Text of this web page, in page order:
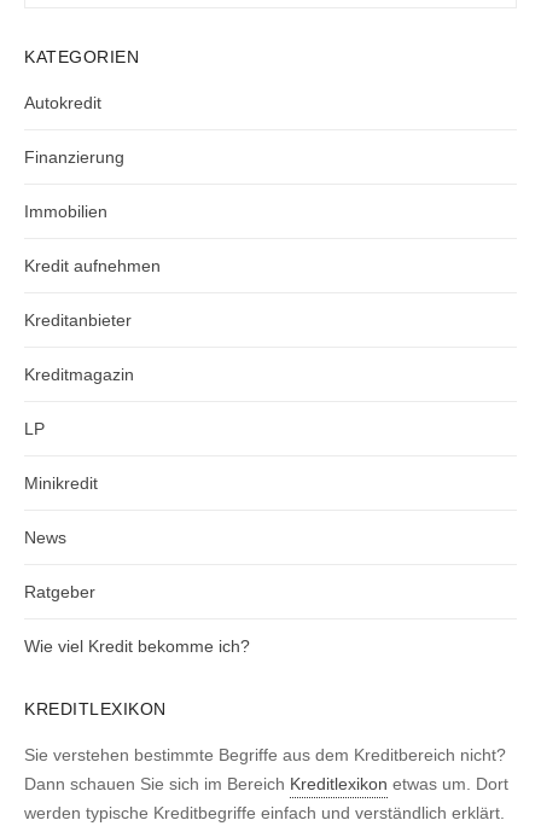
KATEGORIEN
Autokredit
Finanzierung
Immobilien
Kredit aufnehmen
Kreditanbieter
Kreditmagazin
LP
Minikredit
News
Ratgeber
Wie viel Kredit bekomme ich?
KREDITLEXIKON
Sie verstehen bestimmte Begriffe aus dem Kreditbereich nicht?
Dann schauen Sie sich im Bereich Kreditlexikon etwas um. Dort
werden typische Kreditbegriffe einfach und verständlich erklärt.